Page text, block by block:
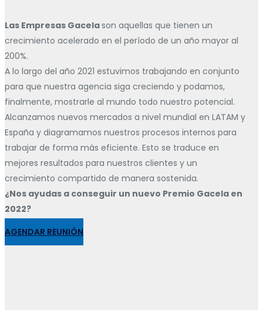
Las Empresas Gacelason aquellas que tienen un
crecimiento acelerado en el período de un año mayor al
200%.
A lo largo del año 2021 estuvimos trabajando en conjunto
para que nuestra agencia siga creciendo y podamos,
finalmente, mostrarle al mundo todo nuestro potencial.
Alcanzamos nuevos mercados a nivel mundial en LATAM y
España y diagramamos nuestros procesos internos para
trabajar de forma más eficiente. Esto se traduce en
mejores resultados para nuestros clientes y un
crecimiento compartido de manera sostenida.
¿Nos ayudas a conseguir un nuevo Premio Gacela en
2022?
AGENDAR REUNIÓN